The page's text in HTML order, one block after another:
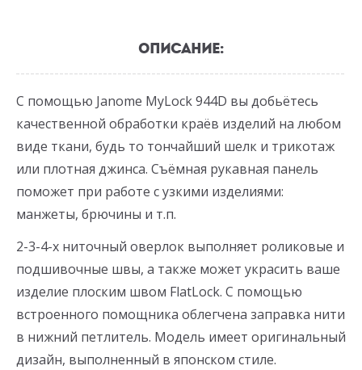
ОПИСАНИЕ:
С помощью Janome MyLock 944D вы добьётесь
качественной обработки краёв изделий на любом
виде ткани, будь то тончайший шелк и трикотаж
или плотная джинса. Съёмная рукавная панель
поможет при работе с узкими изделиями:
манжеты, брючины и т.п.
2-3-4-х ниточный оверлок выполняет роликовые и
подшивочные швы, а также может украсить ваше
изделие плоским швом FlatLock. С помощью
встроенного помощника облегчена заправка нити
в нижний петлитель. Модель имеет оригинальный
дизайн, выполненный в японском стиле.